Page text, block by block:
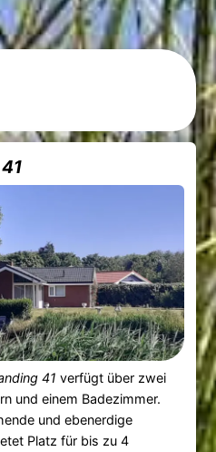
41 verfügt über zwei
und einem Badezimmer.
und ebenerdige
Platz für bis zu 4